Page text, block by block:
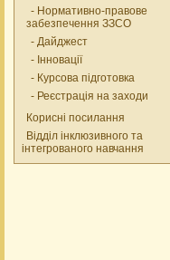
- Нормативно-правове
забезпечення ЗЗСО
- Дайджест
- Інновації
- Курсова підготовка
- Реєстрація на заходи
Корисні посилання
Відділ інклюзивного та
інтегрованого навчання